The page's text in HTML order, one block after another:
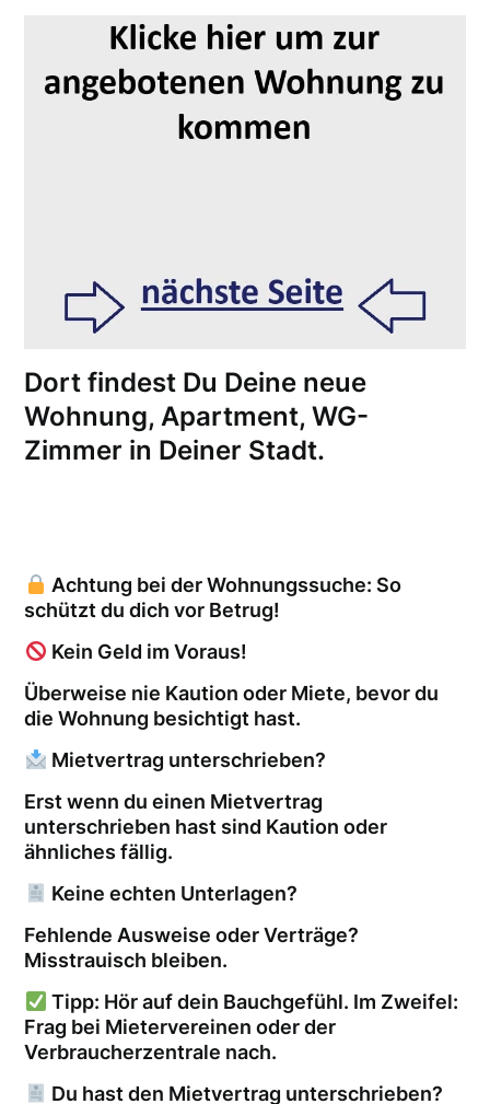
Dort findest Du Deine neue
Wohnung, Apartment, WG-
Zimmer in Deiner Stadt.
Achtung bei der Wohnungssuche: So
schützt du dich vor Betrug!
Kein Geld im Voraus!
Überweise nie Kaution oder Miete, bevor du
die Wohnung besichtigt hast.
Mietvertrag unterschrieben?
Erst wenn du einen Mietvertrag
unterschrieben hast sind Kaution oder
ähnliches fällig.
Keine echten Unterlagen?
Fehlende Ausweise oder Verträge?
Misstrauisch bleiben.
Tipp: Hör auf dein Bauchgefühl. Im Zweifel:
Frag bei Mietervereinen oder der
Verbraucherzentrale nach.
Du hast den Mietvertrag unterschrieben?